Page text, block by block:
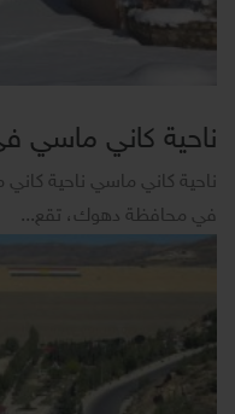
ناحية كاني
ناحية كاني ماسي ناحية
في محافظة دهوك، تقع...